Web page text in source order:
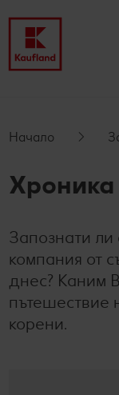
Нашите ценности
Compliance
Kaufland
Хроника
Отговорност
Концепция за
Kaufland като
Устойчиво
Новини
Новини
За партньори
Реклама в
Ваучери за храна
Начало
Хроника
Запознати ли
компания от
днес? Каним
пътешествие
корени.